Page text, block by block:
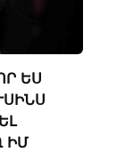
ԵՍ
ԻՄ